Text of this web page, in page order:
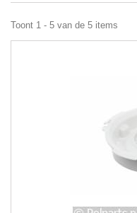
Toont 1 - 5 van de 5 items